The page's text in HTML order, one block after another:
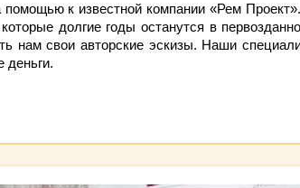
к известной компании «Рем
долгие годы останутся в
нам свои авторские эскизы. Наши
деньги.